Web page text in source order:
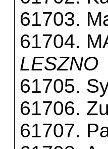
61703.
61704.
LESZNO
61705.
61706.
61707.